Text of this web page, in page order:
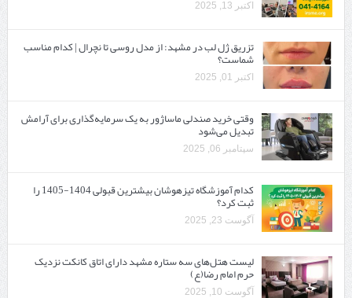
اکتبر 13, 2025
تزریق ژل لب در مشهد: از مدل روسی تا نچرال | کدام مناسب
شماست؟
اکتبر 01, 2025
وقتی خرید صندلی ماساژور به یک سرمایه‌گذاری برای آرامش
تبدیل می‌شود
سپتامبر 06, 2025
کدام آموزشگاه تیزهوشان بیشترین قبولی 1404-1405 را
ثبت کرد؟
آگوست 23, 2025
لیست هتل‌های سه ستاره مشهد دارای اتاق کانکت نزدیک
حرم امام رضا(ع)
آگوست 10, 2025